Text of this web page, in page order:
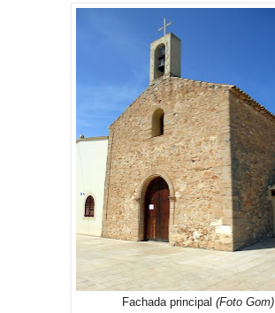
Fachada principal (Foto Gom)